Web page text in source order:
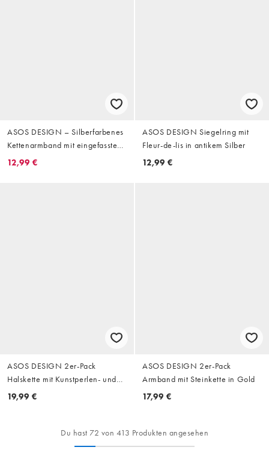
ASOS DESIGN – Silberfarbenes
Kettenarmband mit eingefassten
Steinen
12,99 €
ASOS DESIGN Siegelring mit
Fleur-de-lis in antikem Silber
12,99 €
ASOS DESIGN 2er-Pack
Halskette mit Kunstperlen- und
Muschelanhänger in Gold
19,99 €
ASOS DESIGN 2er-Pack
Armband mit Steinkette in Gold
17,99 €
Du hast 72 von 413 Produkten angesehen